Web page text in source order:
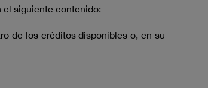
el siguiente contenido:
de los créditos disponibles o, en su